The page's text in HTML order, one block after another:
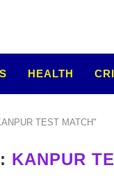
HEALTH
TEST MATCH"
KANPUR